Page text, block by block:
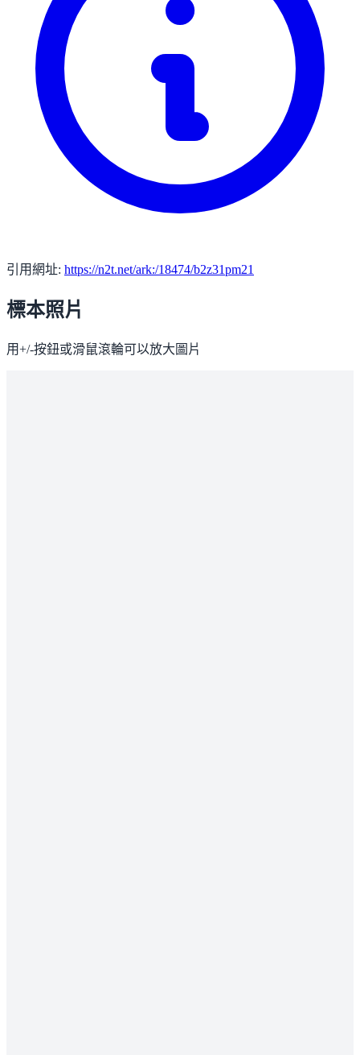
引用網址: https://n2t.net/ark:/18474/b2z31pm21
標本照片
用+/-按鈕或滑鼠滾輪可以放大圖片